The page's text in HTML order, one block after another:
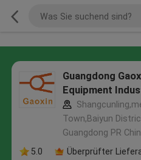
Guangdong
Town,Baiyun
Guangdong PR
5.0
Überprüfter